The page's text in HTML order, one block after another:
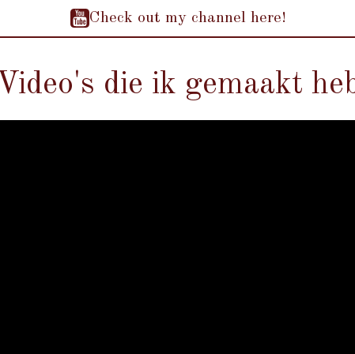
Check out my channel here!
Video's die ik gemaakt